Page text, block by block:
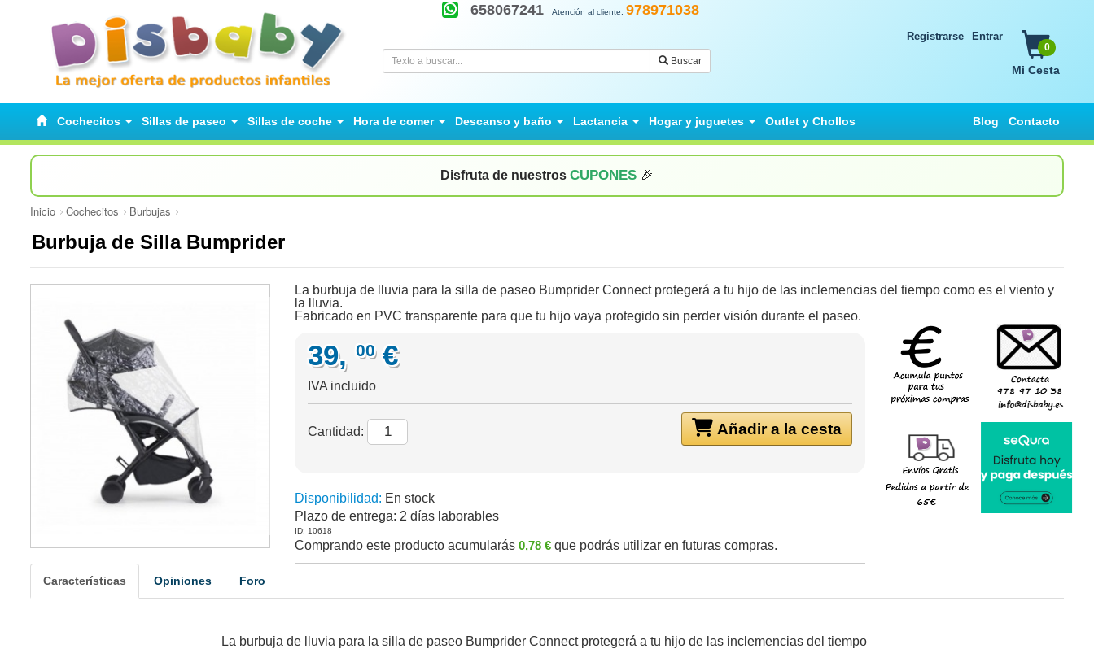
Atención al cliente: 978971038
658067241
Buscar
0
Mi Cesta
Registrarse Entrar
Cochecitos Sillas de paseo Sillas de coche Hora de comer Descanso y baño Lactancia Hogar y juguetes Outlet y Chollos Contacto
Blog
Disfruta de nuestros CUPONES 🎉
Inicio Cochecitos Burbujas
Burbuja de Silla Bumprider
La burbuja de lluvia para la silla de paseo Bumprider Connect protegerá a tu hijo de las inclemencias del tiempo como es el viento y
la lluvia.
Fabricado en PVC transparente para que tu hijo vaya protegido sin perder visión durante el paseo.
39, 00 €
IVA incluido
Añadir a la cesta
Cantidad:
Disponibilidad: En stock
Plazo de entrega: 2 días laborables
ID: 10618
Comprando este producto acumularás 0,78 € que podrás utilizar en futuras compras.
Características Opiniones Foro
La burbuja de lluvia para la silla de paseo Bumprider Connect protegerá a tu hijo de las inclemencias del tiempo